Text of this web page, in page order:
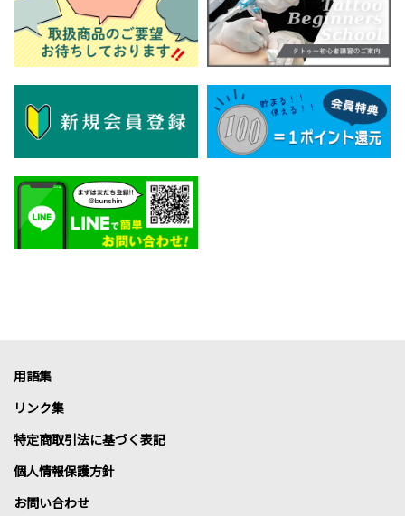
用語集
リンク集
特定商取引法に基づく表記
個人情報保護方針
お問い合わせ